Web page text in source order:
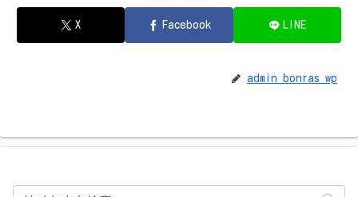
X Facebook LINE
admin_bonras_wp